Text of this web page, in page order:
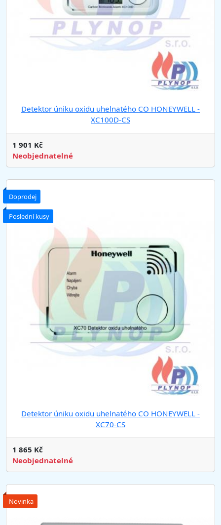
Detektor úniku oxidu uhelnatého CO HONEYWELL -
XC100D-CS
1 901 Kč
Neobjednatelné
Doprodej
Poslední kusy
Detektor úniku oxidu uhelnatého CO HONEYWELL -
XC70-CS
1 865 Kč
Neobjednatelné
Novinka